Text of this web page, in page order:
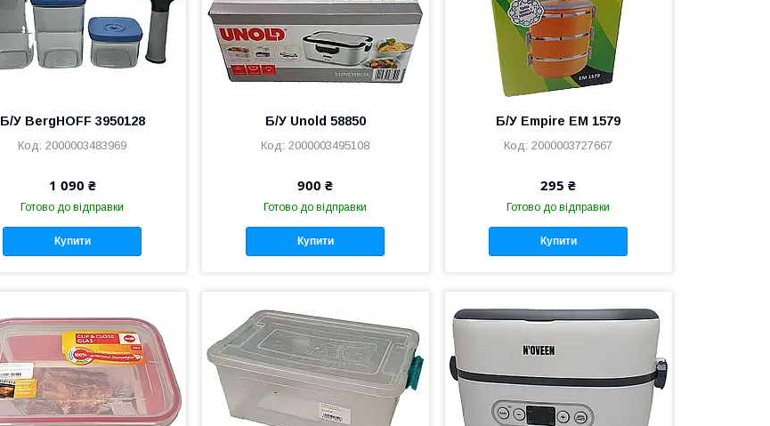
Б/У BergHOFF 3950128
2000003483969
1 090 ₴
Готово до відправки
Купити
Б/У Unold 58850
2000003495108
900 ₴
Готово до відправки
Купити
Б/У Empire EM 1579
2000003727667
295 ₴
Готово до відправки
Купити